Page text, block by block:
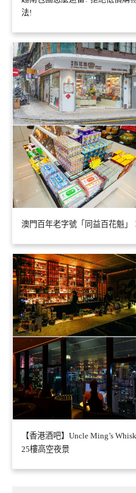
法!
澳門百年老字號「同益百花魁」
【香港酒吧】Uncle Ming’s
25樓高空夜景